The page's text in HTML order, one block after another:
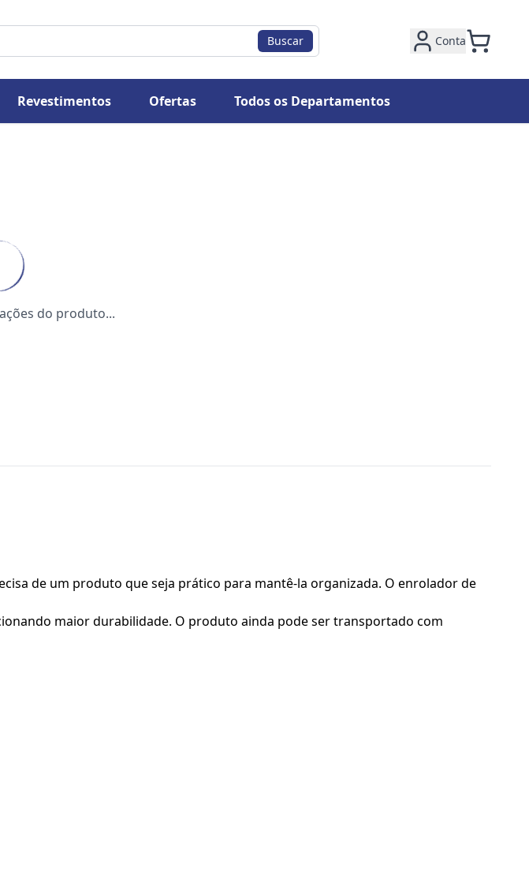
Buscar Conta
Revestimentos Ofertas Todos os Departamentos
do produto...
de um produto que seja prático para mantê-la organizada. O enrolador de
maior durabilidade. O produto ainda pode ser transportado com